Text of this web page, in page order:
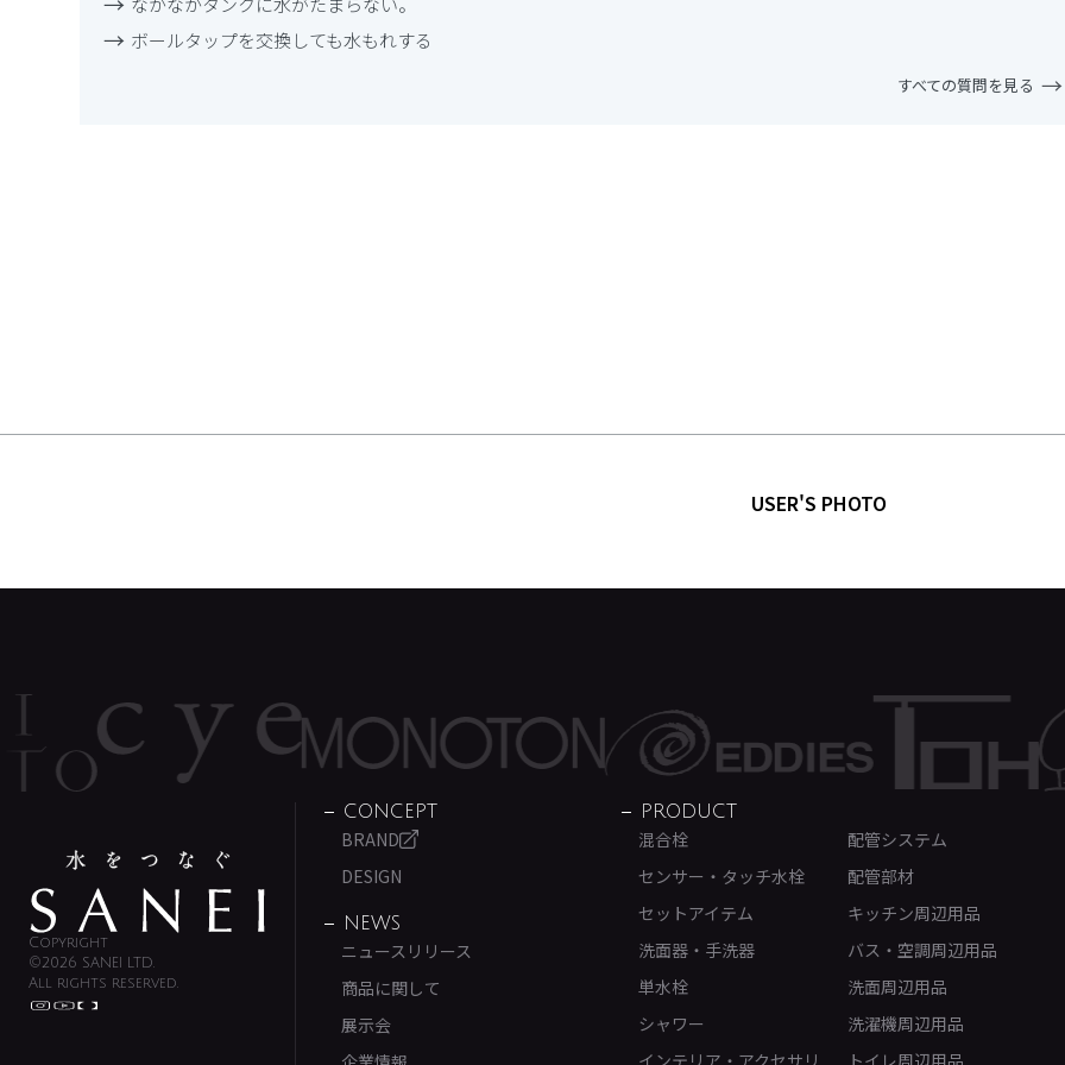
ボールタップを交換しても水もれする
すべての質問を見る
USER'S PHOTO
Copyright
©2026 SANEI LTD.
All rights reserved.
CONCEPT
BRAND
DESIGN
NEWS
ニュースリリース
商品に関して
展示会
PRODUCT
混合栓
センサー・タッチ水栓
セットアイテム
洗面器・手洗器
単水栓
シャワー
インテリア・アクセサリ
配管システム
配管部材
キッチン周辺用品
バス・空調周辺用品
洗面周辺用品
洗濯機周辺用品
トイレ周辺用品